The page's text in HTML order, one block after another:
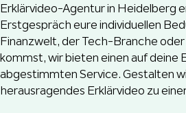
Erklärvideo-Agentur in Heidelberg
Erstgespräch eure individuellen
Finanzwelt, der Tech-Branche
kommst, wir bieten einen auf deine
abgestimmten Service. Gestalten
herausragendes Erklärvideo zu